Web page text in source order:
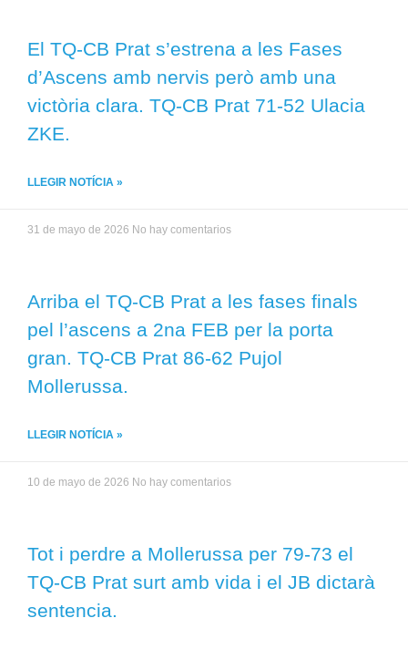
El TQ-CB Prat s’estrena a les Fases
d’Ascens amb nervis però amb una
victòria clara. TQ-CB Prat 71-52 Ulacia
ZKE.
LLEGIR NOTÍCIA »
31 de mayo de 2026 No hay comentarios
Arriba el TQ-CB Prat a les fases finals
pel l’ascens a 2na FEB per la porta
gran. TQ-CB Prat 86-62 Pujol
Mollerussa.
LLEGIR NOTÍCIA »
10 de mayo de 2026 No hay comentarios
Tot i perdre a Mollerussa per 79-73 el
TQ-CB Prat surt amb vida i el JB dictarà
sentencia.